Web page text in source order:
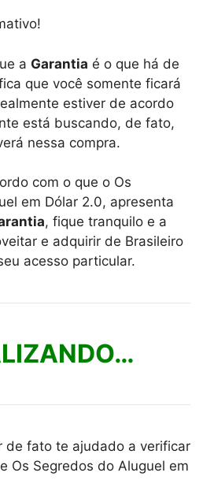
a Garantia é o que há de
que você somente ficará
estiver de acordo
está buscando, de fato,
nessa compra.
com o que o Os
em Dólar 2.0, apresenta
, fique tranquilo e a
e adquirir de Brasileiro
acesso particular.
de fato te ajudado a verificar
Os Segredos do Aluguel em